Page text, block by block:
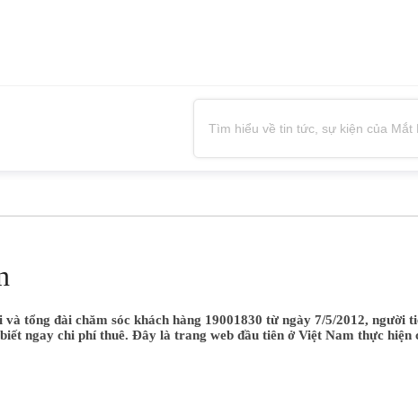
tổng đài chăm sóc khách hàng 19001830 từ ngày 7/5/2012, người
ngay chi phí thuê. Đây là trang web đầu tiên ở Việt Nam thực hiện